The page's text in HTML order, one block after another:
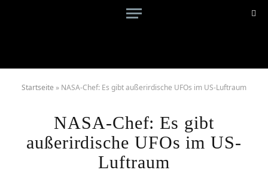
Startseite » NASA-Chef: Es gibt außerirdische UFOs im US-Luftraum
NASA-Chef: Es gibt
außerirdische UFOs im US-
Luftraum